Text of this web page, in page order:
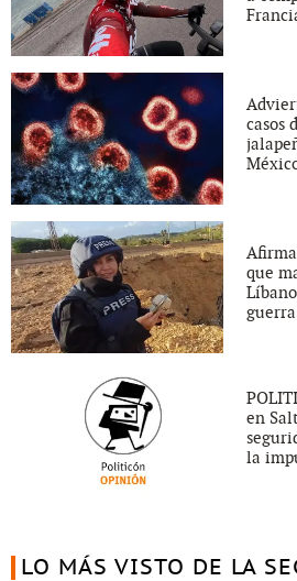
casos
que
guerra
en
la
LO MÁS VISTO DE LA